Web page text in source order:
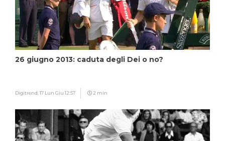
26 giugno 2013: caduta degli Dei o no?
Digitrend,17 Lun Giu 12:57 2 min